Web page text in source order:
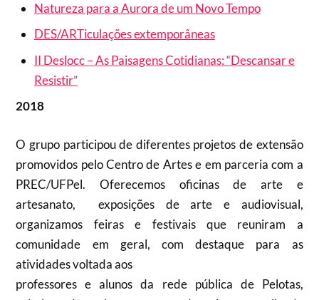
Natureza para a Aurora de um Novo Tempo
DES/ARTiculações extemporâneas
II Deslocc – As Paisagens Cotidianas: “Descansar e
Resistir”
2018
O grupo participou de diferentes projetos de extensão
promovidos pelo Centro de Artes e em parceria com a
PREC/UFPel. Oferecemos oficinas de arte e
artesanato, exposições de arte e audiovisual,
organizamos feiras e festivais que reuniram a
comunidade em geral, com destaque para as
atividades voltada aos
professores e alunos da rede pública de Pelotas,